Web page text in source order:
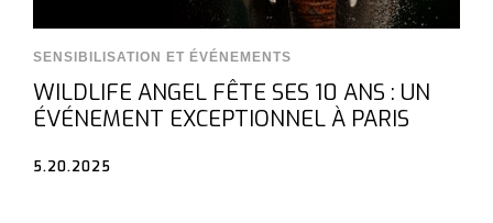
SENSIBILISATION ET ÉVÉNEMENTS
WILDLIFE ANGEL FÊTE SES 10 ANS : UN
ÉVÉNEMENT EXCEPTIONNEL À PARIS
5.20.2025